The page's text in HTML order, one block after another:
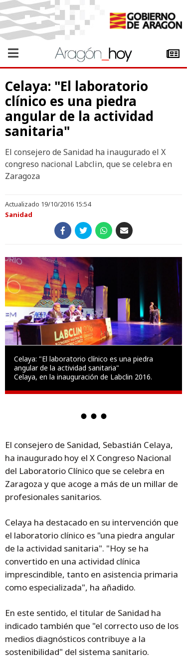
Celaya: "El laboratorio
clínico es una piedra
angular de la actividad
sanitaria"
El consejero de Sanidad ha inaugurado el X
congreso nacional Labclin, que se celebra en
Zaragoza
Actualizado 19/10/2016 15:54
Sanidad
Celaya: "El laboratorio clínico es una piedra
angular de la actividad sanitaria"
Celaya, en la inauguración de Labclin 2016.
El consejero de Sanidad, Sebastián Celaya,
ha inaugurado hoy el X Congreso Nacional
del Laboratorio Clínico que se celebra en
Zaragoza y que acoge a más de un millar de
profesionales sanitarios.
Celaya ha destacado en su intervención que
el laboratorio clínico es "una piedra angular
de la actividad sanitaria". "Hoy se ha
convertido en una actividad clínica
imprescindible, tanto en asistencia primaria
como especializada", ha añadido.
En este sentido, el titular de Sanidad ha
indicado también que "el correcto uso de los
medios diagnósticos contribuye a la
sostenibilidad" del sistema sanitario.